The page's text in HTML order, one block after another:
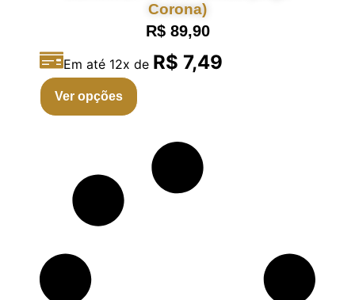
Corona)
R$89,90
Em até 12x de R$ 7,49
Ver opções